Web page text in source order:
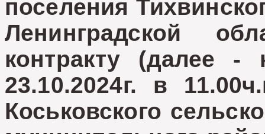
поселения
Ленинградской
контракту (далее -
23.10.2024г. в
Коськовского